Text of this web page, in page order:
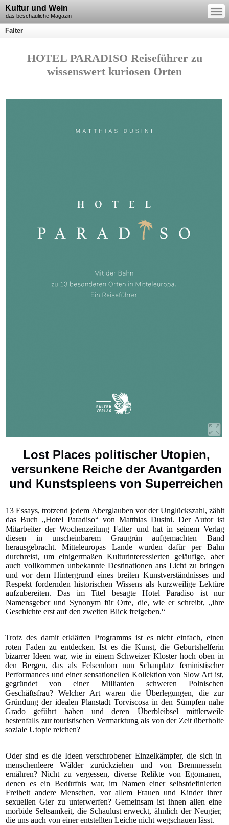
Kultur und Wein
das beschauliche Magazin
—
—
—
Falter
HOTEL PARADISO Reiseführer zu
wissenswert kuriosen Orten
Lost Places politischer Utopien,
versunkene Reiche der Avantgarden
und Kunstspleens von Superreichen
13 Essays, trotzend jedem Aberglauben vor der Unglückszahl, zählt
das Buch „Hotel Paradiso“ von Matthias Dusini. Der Autor ist
Mitarbeiter der Wochenzeitung Falter und hat in seinem Verlag
diesen in unscheinbarem Graugrün aufgemachten Band
herausgebracht. Mitteleuropas Lande wurden dafür per Bahn
durchreist, um einigermaßen Kulturinteressierten geläufige, aber
auch vollkommen unbekannte Destinationen ans Licht zu bringen
und vor dem Hintergrund eines breiten Kunstverständnisses und
Respekt fordernden historischen Wissens als kurzweilige Lektüre
aufzubereiten. Das im Titel besagte Hotel Paradiso ist nur
Namensgeber und Synonym für Orte, die, wie er schreibt, „ihre
Geschichte erst auf den zweiten Blick freigeben.“
Trotz des damit erklärten Programms ist es nicht einfach, einen
roten Faden zu entdecken. Ist es die Kunst, die Geburtshelferin
bizarrer Ideen war, wie in einem Schweizer Kloster hoch oben in
den Bergen, das als Felsendom nun Schauplatz feministischer
Performances und einer sensationellen Kollektion von Slow Art ist,
gegründet von einer Milliarden schweren Polnischen
Geschäftsfrau? Welcher Art waren die Überlegungen, die zur
Gründung der idealen Planstadt Torviscosa in den Sümpfen nahe
Grado geführt haben und deren Überbleibsel mittlerweile
bestenfalls zur touristischen Vermarktung als von der Zeit überholte
soziale Utopie reichen?
Oder sind es die Ideen verschrobener Einzelkämpfer, die sich in
menschenleere Wälder zurückziehen und von Brennnesseln
ernähren? Nicht zu vergessen, diverse Relikte von Egomanen,
denen es ein Bedürfnis war, im Namen einer selbstdefinierten
Freiheit andere Menschen, vor allem Frauen und Kinder ihrer
sexuellen Gier zu unterwerfen? Gemeinsam ist ihnen allen eine
morbide Seltsamkeit, die Schaulust erweckt, ähnlich der Neugier,
die uns auch von einer entstellten Leiche nicht wegschauen lässt.